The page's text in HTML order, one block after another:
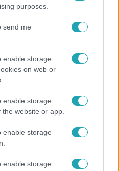
purposes.
send me
enable storage
on web or
enable storage
website or app.
enable storage
enable storage
megtanított türelmesnek